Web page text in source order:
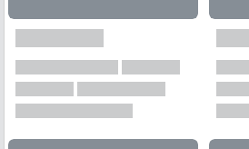
Xem tất cả →